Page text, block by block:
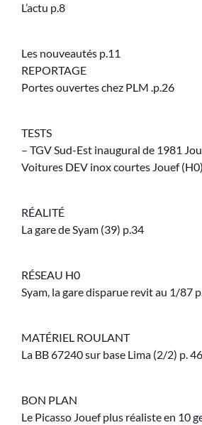
L’actu p.8
Les nouveautés p.11
REPORTAGE
Portes ouvertes chez PLM .p.26
TESTS
– TGV Sud-Est inaugural de 1981
Voitures DEV inox courtes Jouef
RÉALITÉ
La gare de Syam (39) p.34
RÉSEAU H0
Syam, la gare disparue revit au 1/87
MATÉRIEL ROULANT
La BB 67240 sur base Lima (2/2) p. 46
BON PLAN
Le Picasso Jouef plus réaliste en 10